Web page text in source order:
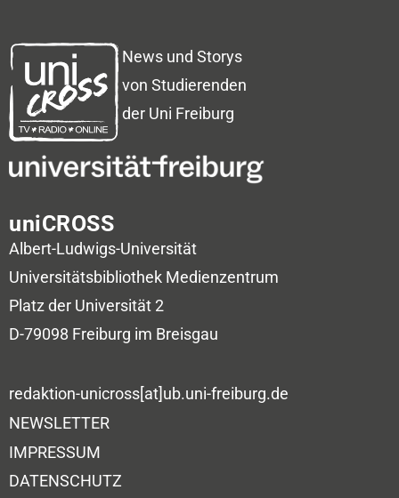
News und Storys
von Studierenden
der Uni Freiburg
uniCROSS
Albert-Ludwigs-Universität
Universitätsbibliothek Medienzentrum
Platz der Universität 2
D-79098 Freiburg im Breisgau
redaktion-unicross[at]ub.uni-freiburg.de
NEWSLETTER
IMPRESSUM
DATENSCHUTZ